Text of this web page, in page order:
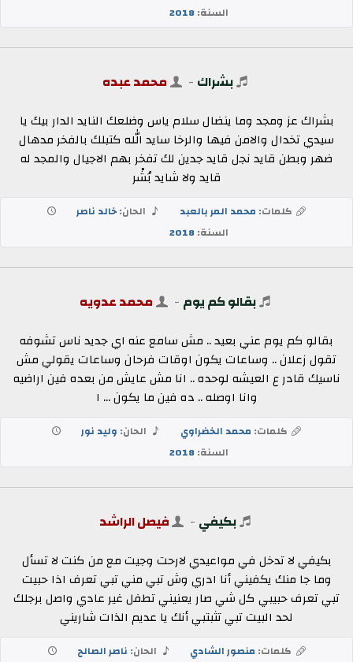
السنة:2018
بشراك - محمد عبده
بشراك عز ومجد وما ينضال سلام ياس وضلعك النايد الدار بيك يا
سيدي تخدال والامن فيها والرخا سايد الله كتبلك بالفخر مدهال
ضهر وبطن قايد نجل قايد جدين لك تفخر بهم الاجيال والمجد له
قايد ولا شايد بُشْر
كلمات: محمد المر بالعبد الحان:خالد ناصر
السنة:2018
بقالو كم يوم - محمد عدويه
بقالو كم يوم عني بعيد .. مش سامع عنه اي جديد ناس تشوفه
تقول زعلان .. وساعات يكون اوقات فرحان وساعات يقولي مش
ناسيك قادر ع العيشه لوحده .. انا مش عايش من بعده فين اراضيه
وانا اوصله .. ده فين ما يكون ... ا
كلمات: محمد الخضراوي الحان: وليد نور
السنة:2018
بكيفي - فيصل الراشد
بكيفي لا تدخل في مواعيدي لارحت وجيت مع من كنت لا تسأل
وما جا منك يكفيني أنا ادري وش تبي مني تبي تعرف اذا حبيت
تبي تعرف حبيبي كل شي صار يعنيني تطفل غير عادي واصل برجلك
لحد البيت تبي تثبتبي أنك يا عديم الذات شاريني
كلمات: منصور الشادي الحان: ناصر الصالح